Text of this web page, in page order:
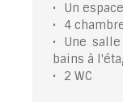
Un
4
Une
bains à
2 WC